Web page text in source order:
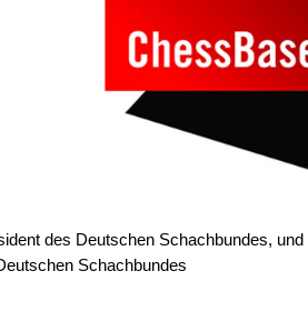
des Deutschen Schachbundes,
Schachbundes